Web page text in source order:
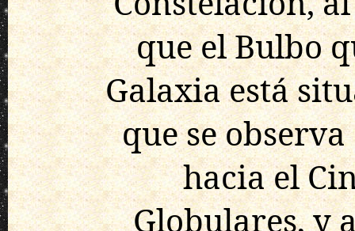
que el Bulbo
Galaxia está
que se
hacia el
Globulares, y